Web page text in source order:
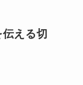
える切